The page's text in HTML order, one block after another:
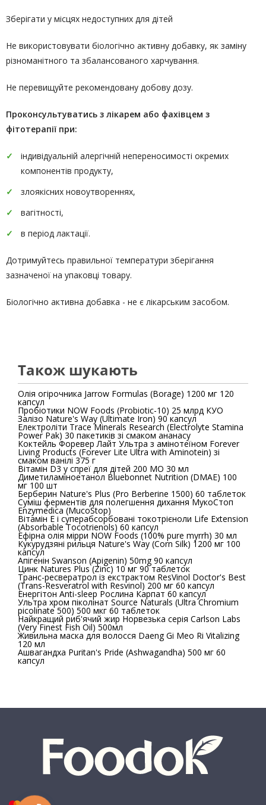
Зберігати у місцях недоступних для дітей
Не використовувати біологічно активну добавку, як заміну
різноманітного та збалансованого харчування.
Не перевищуйте рекомендовану добову дозу.
Проконсультуватись з лікарем або фахівцем з
фітотерапії при:
індивідуальній алергічній непереносимості окремих
компонентів продукту,
злоякісних новоутвореннях,
вагітності,
в період лактації.
Дотримуйтесь правильної температури зберігання
зазначеної на упаковці товару.
Біологічно активна добавка - не є лікарським засобом.
Також шукають
Олія огірочника Jarrow Formulas (Borage) 1200 мг 120
капсул
Пробіотики NOW Foods (Probiotic-10) 25 млрд КУО
Залізо Nature's Way (Ultimate Iron) 90 капсул
Електроліти Trace Minerals Research (Electrolyte Stamina
Power Pak) 30 пакетиків зі смаком ананасу
Коктейль Форевер Лайт Ультра з амінотеїном Forever
Living Products (Forever Lite Ultra with Aminotein) зі
смаком ванілі 375 г
Вітамін D3 у спреї для дітей 200 МО 30 мл
Диметиламіноетанол Bluebonnet Nutrition (DMAE) 100
мг 100 шт
Берберин Nature's Plus (Pro Berberine 1500) 60 таблеток
Суміш ферментів для полегшення дихання МукоСтоп
Enzymedica (MucoStop)
Вітамін E і суперабсорбовані токотрієноли Life Extension
(Absorbable Tocotrienols) 60 капсул
Ефірна олія мірри NOW Foods (100% pure myrrh) 30 мл
Кукурудзяні рильця Nature's Way (Corn Silk) 1200 мг 100
капсул
Апігенін Swanson (Apigenin) 50mg 90 капсул
Цинк Natures Plus (Zinc) 10 мг 90 таблеток
Транс-ресвератрол із екстрактом ResVinol Doctor's Best
(Trans-Resveratrol with Resvinol) 200 мг 60 капсул
Енергітон Аnti-sleep Рослина Карпат 60 капсул
Ультра хром піколінат Source Naturals (Ultra Chromium
picolinate 500) 500 мкг 60 таблеток
Найкращий риб'ячий жир Норвезька серія Carlson Labs
(Very Finest Fish Oil) 500мл
Живильна маска для волосся Daeng Gi Meo Ri Vitalizing
120 мл
Ашвагандха Puritan's Pride (Ashwagandha) 500 мг 60
капсул